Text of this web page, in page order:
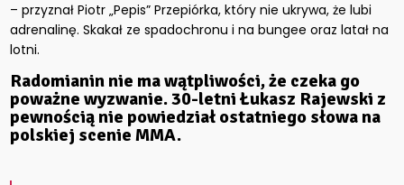
– przyznał Piotr „Pepis” Przepiórka, który nie ukrywa, że lubi
adrenalinę. Skakał ze spadochronu i na bungee oraz latał na
lotni.
Radomianin nie ma wątpliwości, że czeka go
poważne wyzwanie. 30-letni Łukasz Rajewski z
pewnością nie powiedział ostatniego słowa na
polskiej scenie MMA.